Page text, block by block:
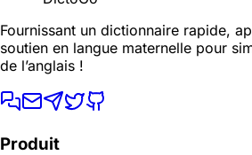
Fournissant un dictionnaire rapide,
soutien en langue maternelle pour
de l’anglais !
Produit